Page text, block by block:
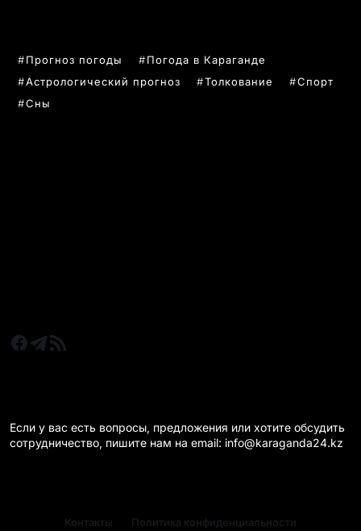
Прогноз погоды
Погода в Караганде
Астрологический прогноз
Толкование
Спорт
Сны
Если у вас есть вопросы, предложения или хотите обсудить
сотрудничество, пишите нам на email: info@karaganda24.kz
Контакты Политика конфиденциальности